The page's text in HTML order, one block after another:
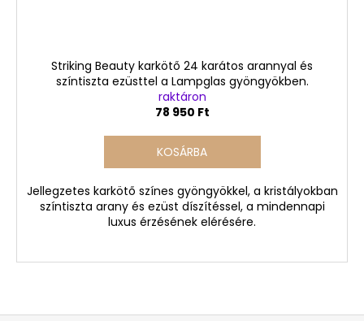
Striking Beauty karkötő 24 karátos arannyal és
színtiszta ezüsttel a Lampglas gyöngyökben.
raktáron
78 950 Ft
KOSÁRBA
Jellegzetes karkötő színes gyöngyökkel, a kristályokban
színtiszta arany és ezüst díszítéssel, a mindennapi
luxus érzésének elérésére.